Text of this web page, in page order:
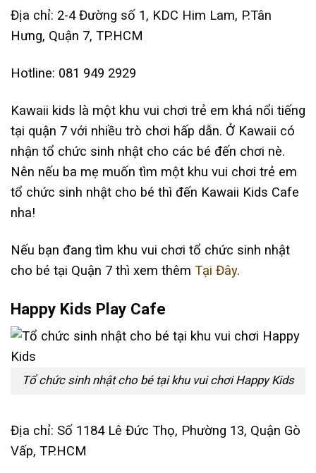
Địa chỉ: 2-4 Đường số 1, KDC Him Lam, P.Tân
Hưng, Quận 7, TP.HCM
Hotline: 081 949 2929
Kawaii kids là một khu vui chơi trẻ em khá nổi tiếng
tại quận 7 với nhiều trò chơi hấp dẫn. Ở Kawaii có
nhận tổ chức sinh nhật cho các bé đến chơi nè.
Nên nếu ba mẹ muốn tìm một khu vui chơi trẻ em
tổ chức sinh nhật cho bé thì đến Kawaii Kids Cafe
nha!
Nếu bạn đang tìm khu vui chơi tổ chức sinh nhật
cho bé tại Quận 7 thì xem thêm Tại Đây.
Happy Kids Play Cafe
Tổ chức sinh nhật cho bé tại khu vui chơi Happy Kids
Địa chỉ: Số 1184 Lê Đức Thọ, Phường 13, Quận Gò
Vấp, TP.HCM